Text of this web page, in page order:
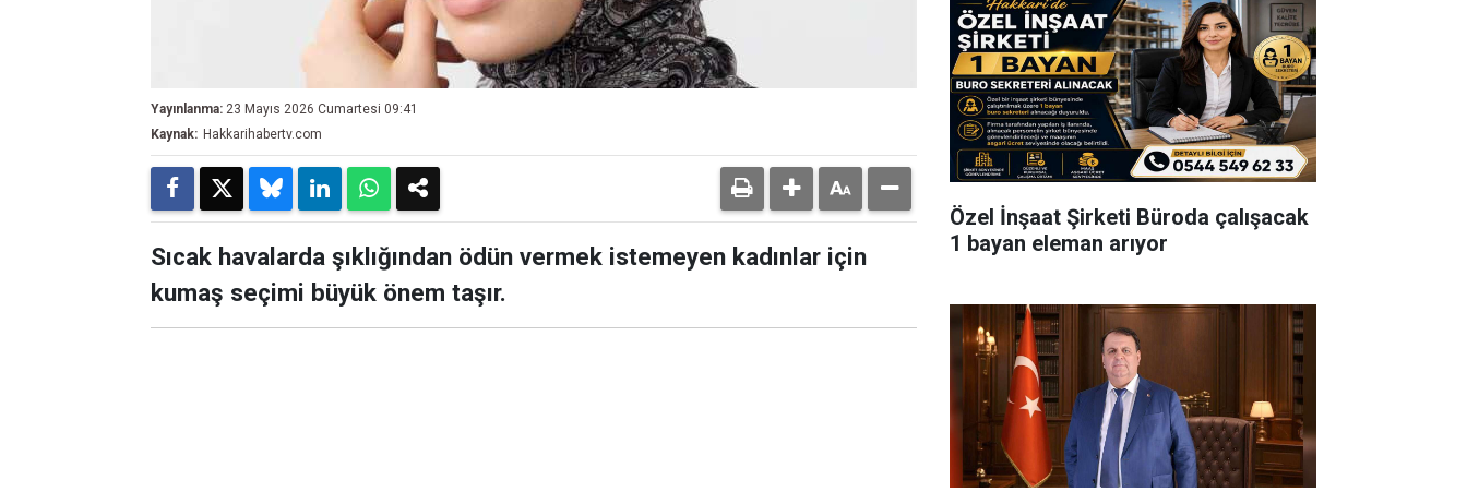
Yayınlanma: 23 Mayıs 2026 Cumartesi 09:41
Kaynak: Hakkarihabertv.com
Sıcak havalarda şıklığından ödün vermek istemeyen kadınlar için
kumaş seçimi büyük önem taşır.
Özel İnşaat Şirketi Büroda çalışacak
1 bayan eleman arıyor